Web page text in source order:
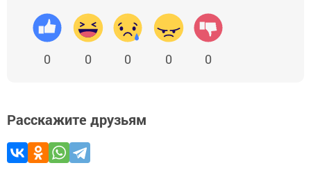
0 0 0 0 0
Расскажите друзьям